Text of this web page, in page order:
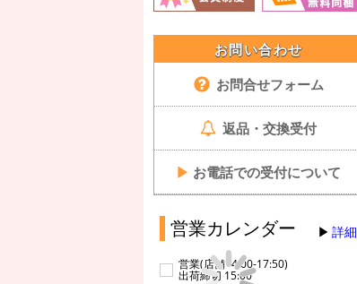
お問い合わせ
お問合せフォーム
返品・交換受付
▶ お電話での受付について
営業カレンダー 詳細
営業(店舗14:00-17:50)
出荷締切 15:00